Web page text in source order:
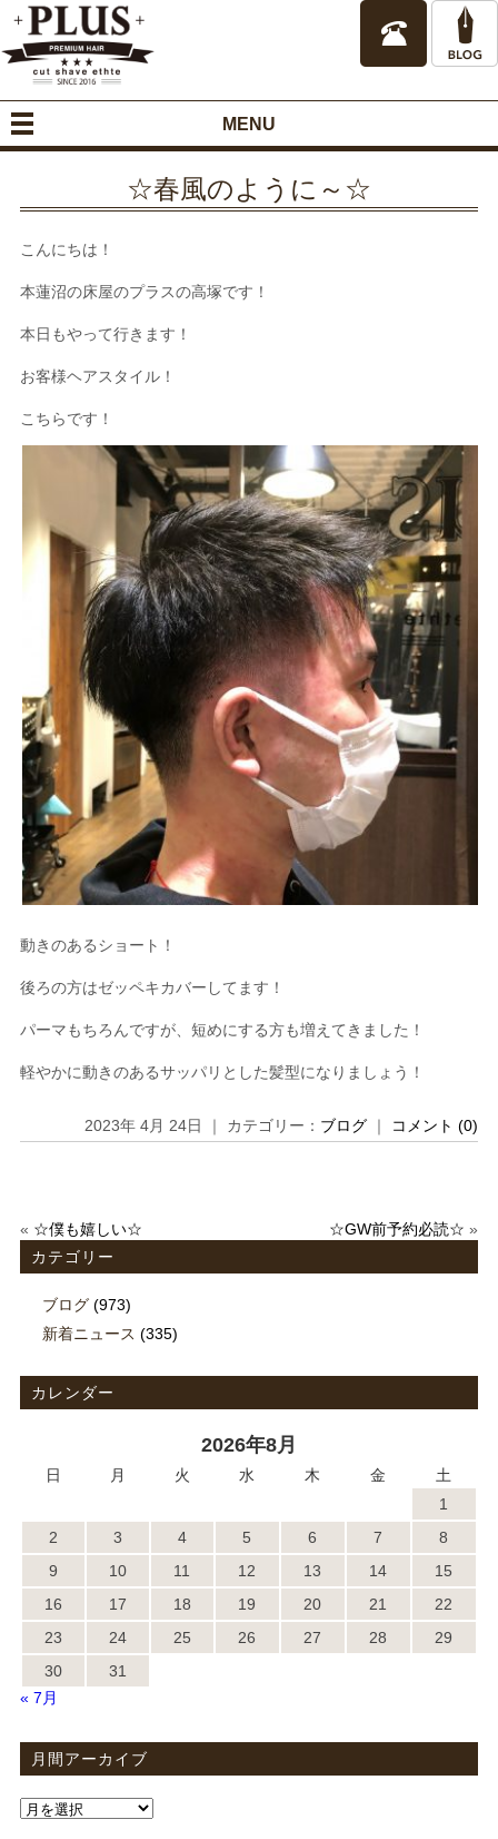
MENU
☆春風のように～☆
こんにちは！
本蓮沼の床屋のプラスの高塚です！
本日もやって行きます！
お客様ヘアスタイル！
こちらです！
動きのあるショート！
後ろの方はゼッペキカバーしてます！
パーマもちろんですが、短めにする方も増えてきました！
軽やかに動きのあるサッパリとした髪型になりましょう！
2023年 4月 24日 ｜ カテゴリー： ブログ ｜ コメント (0)
« ☆僕も嬉しい☆ ☆GW前予約必読☆ »
カテゴリー
ブログ(973)
新着ニュース (335)
カレンダー
2026年8月
日 月 火 水 木 金
土
1
2
3 4 5 6 7
8
9
10 11 12 13 14
15
16
17 18 19 20 21
22
23
24 25 26 27 28
29
30
31
« 7月
月間アーカイブ